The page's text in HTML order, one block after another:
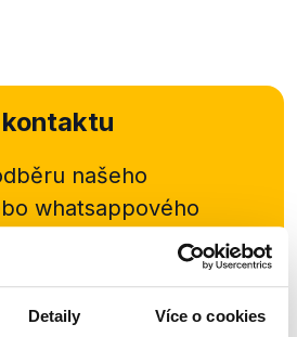
Detaily Více o cookies
našeho
whatsappového
přinášíme
článků a analýz.
a mějte tak